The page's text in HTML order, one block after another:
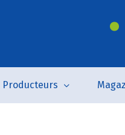
Producteurs